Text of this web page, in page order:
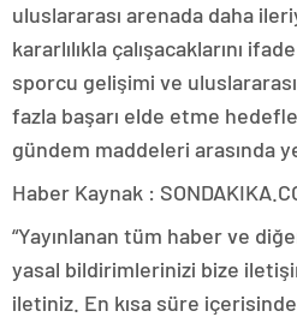
uluslararası arenada daha
kararlılıkla çalışacaklarını
sporcu gelişimi ve
fazla başarı elde etme
gündem maddeleri arasında
Haber Kaynak :
“Yayınlanan tüm haber ve
yasal bildirimlerinizi bize
iletiniz. En kısa süre